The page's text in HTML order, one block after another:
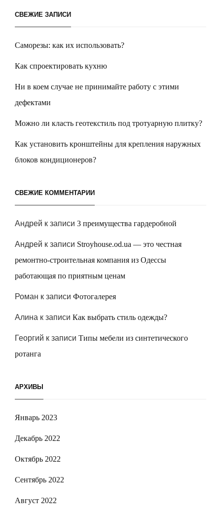
СВЕЖИЕ ЗАПИСИ
Саморезы: как их использовать?
Как спроектировать кухню
Ни в коем случае не принимайте работу с этими
дефектами
Можно ли класть геотекстиль под тротуарную плитку?
Как установить кронштейны для крепления наружных
блоков кондиционеров?
СВЕЖИЕ КОММЕНТАРИИ
Андрей к записи 3 преимущества гардеробной
Андрей к записи Stroyhouse.od.ua — это честная
ремонтно-строительная компания из Одессы
работающая по приятным ценам
Роман к записи Фотогалерея
Алина к записи Как выбрать стиль одежды?
Георгий к записи Типы мебели из синтетического
ротанга
АРХИВЫ
Январь 2023
Декабрь 2022
Октябрь 2022
Сентябрь 2022
Август 2022